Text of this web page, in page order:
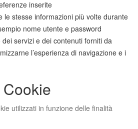
inserite
le stesse informazioni più volte durante
nome utente e password
dei servizi e dei contenuti forniti da
l’esperienza di navigazione e i
utilizzati in funzione delle finalità